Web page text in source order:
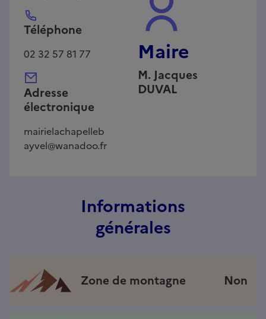
Téléphone
02 32 57 81 77
Adresse
électronique
mairielachapelleb
ayvel@wanadoo.fr
Maire
M. Jacques
DUVAL
Informations
générales
Zone de montagne Non